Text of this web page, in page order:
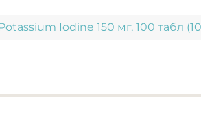
Iodine 150 мг, 100 табл